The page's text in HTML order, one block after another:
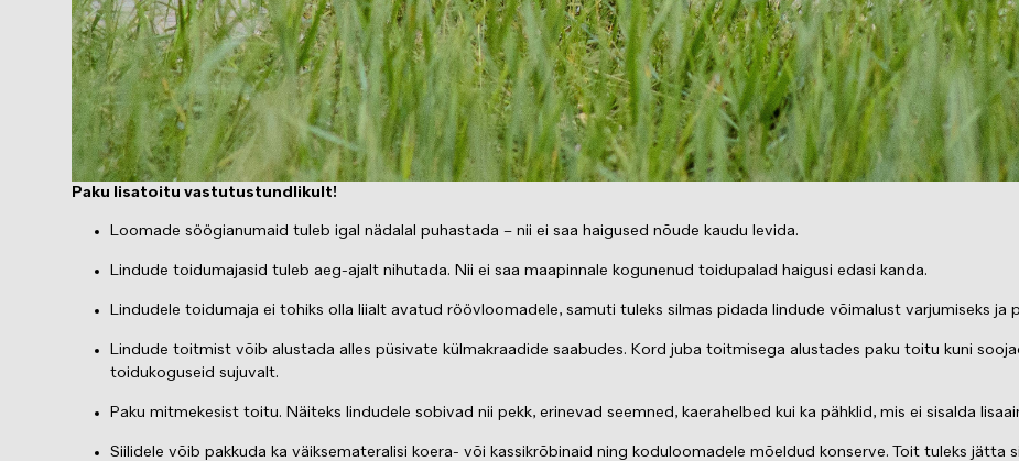
Paku lisatoitu vastutustundlikult!
Loomade söögianumaid tuleb igal nädalal puhastada – nii ei saa haigused nõude kaudu levida.
Lindude toidumajasid tuleb aeg-ajalt nihutada. Nii ei saa maapinnale kogunenud toidupalad haigusi edasi kanda.
Lindudele toidumaja ei tohiks olla liialt avatud röövloomadele, samuti tuleks silmas pidada lindude võimalust varjumiseks ja
Lindude toitmist võib alustada alles püsivate külmakraadide saabudes. Kord juba toitmisega alustades paku toitu kuni
toidukoguseid sujuvalt.
Paku mitmekesist toitu. Näiteks lindudele sobivad nii pekk, erinevad seemned, kaerahelbed kui ka pähklid, mis ei sisalda
Siilidele võib pakkuda ka väiksemateralisi koera- või kassikrõbinaid ning koduloomadele mõeldud konserve. Toit tuleks jätta